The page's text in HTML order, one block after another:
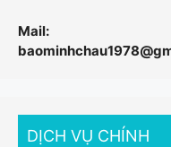
Mail:
DỊCH VỤ CHÍNH